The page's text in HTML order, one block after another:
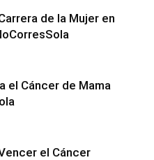
de la Mujer en
el Cáncer de Mama
el Cáncer